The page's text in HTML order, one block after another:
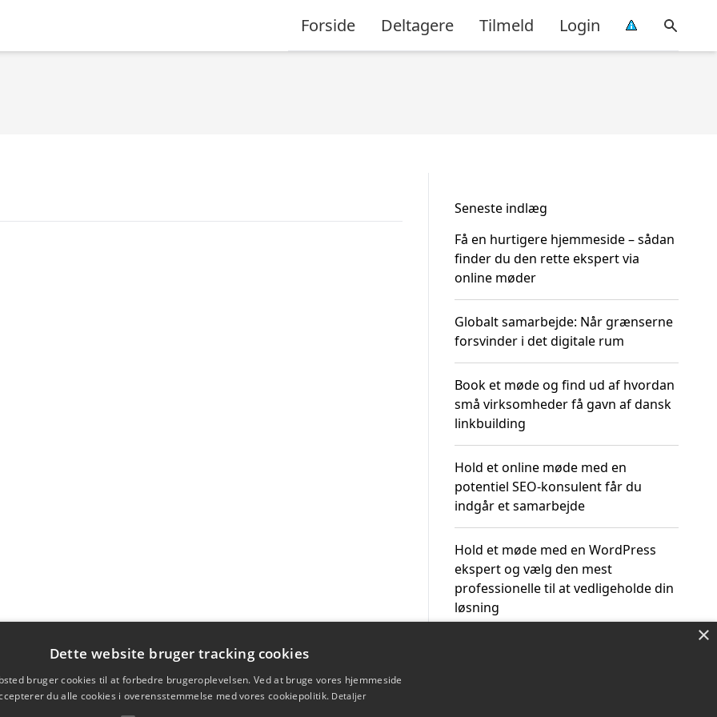
Forside Deltagere Tilmeld Login
Seneste indlæg
Få en hurtigere hjemmeside – sådan
finder du den rette ekspert via
online møder
Globalt samarbejde: Når grænserne
forsvinder i det digitale rum
Book et møde og find ud af hvordan
små virksomheder få gavn af dansk
linkbuilding
Hold et online møde med en
potentiel SEO-konsulent får du
indgår et samarbejde
Hold et møde med en WordPress
ekspert og vælg den mest
professionelle til at vedligeholde din
løsning
×
Dette website bruger tracking cookies
bruger cookies til at forbedre brugeroplevelsen. Ved at bruge vores hjemmeside
du alle cookies i overensstemmelse med vores cookiepolitik. Detaljer